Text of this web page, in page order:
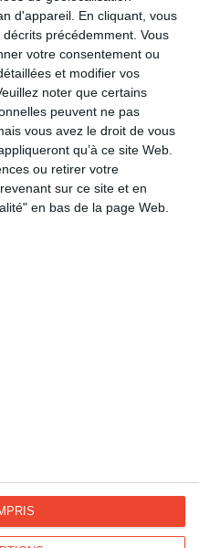
d'appareil. En cliquant, vous
précédemment. Vous
votre consentement ou
et modifier vos
noter que certains
peuvent ne pas
vous avez le droit de vous
qu’à ce site Web.
ou retirer votre
sur ce site et en
en bas de la page Web.
WhatsApp, ...
DANS
virtuels